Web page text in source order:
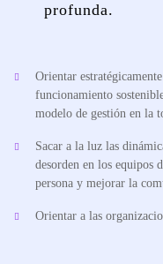
profunda.
Orientar
funcionamiento
modelo de gestión en la
Sacar a la luz las
desorden en los equipos
persona y mejorar la
Orientar a las